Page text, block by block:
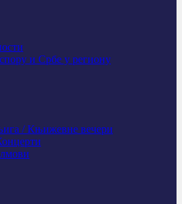
и Србе у региону
/ Књижевне вечери